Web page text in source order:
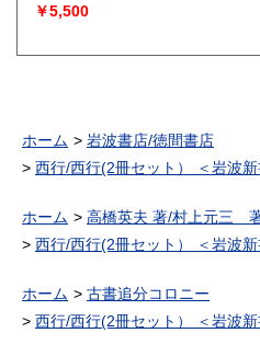
￥5,500
ホーム
岩波書店/徳間書店
西行/西行(2冊セット） ＜岩波新
ホーム
高橋英夫 著/村上元三
西行/西行(2冊セット） ＜岩波新
ホーム
古書追分コロニー
西行/西行(2冊セット） ＜岩波新